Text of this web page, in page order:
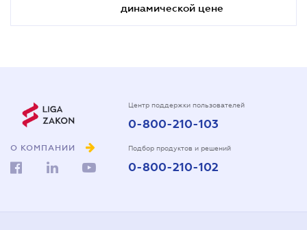
динамической цене
О КОМПАНИИ
Центр поддержки пользователей
0-800-210-103
Подбор продуктов и решений
0-800-210-102